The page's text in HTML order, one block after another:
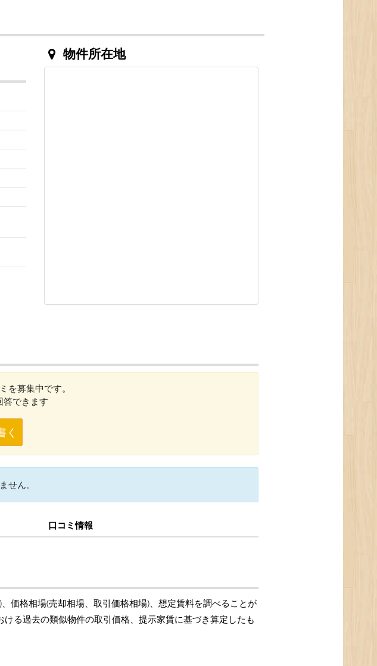
物件所在地
を募集中です。
答できます
く
せん。
口コミ情報
価格相場(売却相場、取引価格相場)、想定賃料を調べることが
る過去の類似物件の取引価格、提示家賃に基づき算定したも